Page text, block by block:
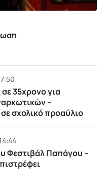
35χρονο για
–
σχολικό προαύλιο
Φεστιβάλ Παπάγου –